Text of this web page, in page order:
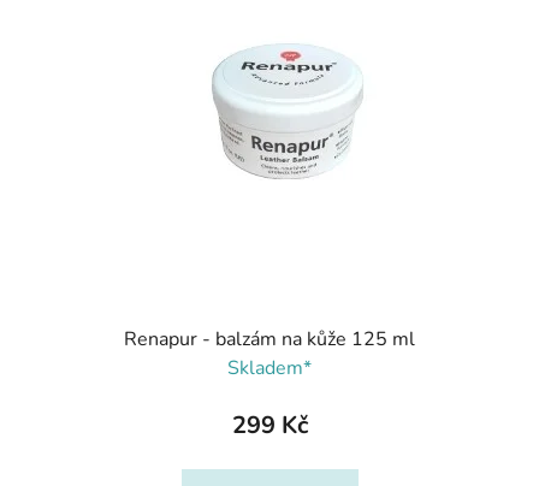
Renapur - balzám na kůže 125 ml
Skladem*
299 Kč